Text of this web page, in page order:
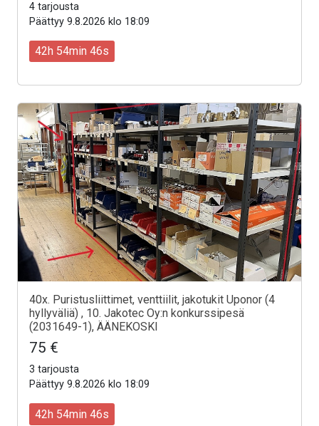
4 tarjousta
Päättyy 9.8.2026 klo 18:09
42h 54min 44s
40x. Puristusliittimet, venttiilit, jakotukit Uponor (4
hyllyväliä) , 10. Jakotec Oy:n konkurssipesä
(2031649-1), ÄÄNEKOSKI
75 €
3 tarjousta
Päättyy 9.8.2026 klo 18:09
42h 54min 44s